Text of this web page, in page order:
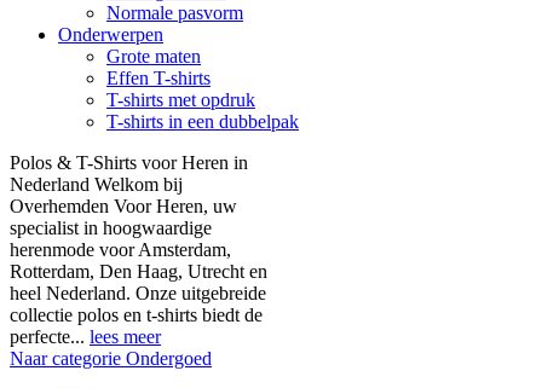
Normale pasvorm
Onderwerpen
Grote maten
Effen T-shirts
T-shirts met opdruk
T-shirts in een dubbelpak
Polos & T-Shirts voor Heren in
Nederland Welkom bij
Overhemden Voor Heren, uw
specialist in hoogwaardige
herenmode voor Amsterdam,
Rotterdam, Den Haag, Utrecht en
heel Nederland. Onze uitgebreide
collectie polos en t-shirts biedt de
perfecte... lees meer
Naar categorie Ondergoed